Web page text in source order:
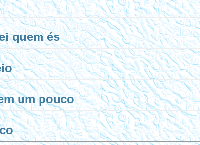
quem és
um pouco